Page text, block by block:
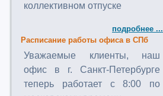
коллективном отпуске
подробнее ...
Расписание работы офиса в СПб
Уважаемые клиенты, наш
офис в г. Санкт-Петербурге
теперь работает с 8:00 по